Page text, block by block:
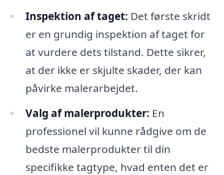
Inspektion af taget: Det første skridt
er en grundig inspektion af taget for
at vurdere dets tilstand. Dette sikrer,
at der ikke er skjulte skader, der kan
påvirke malerarbejdet.
Valg af malerprodukter: En
professionel vil kunne rådgive om de
bedste malerprodukter til din
specifikke tagtype, hvad enten det er